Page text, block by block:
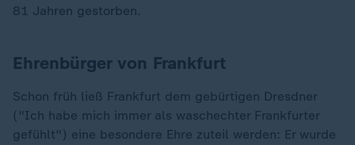
81 Jahren gestorben.
Ehrenbürger von Frankfurt
Schon früh ließ Frankfurt dem gebürtigen Dresdner
("Ich habe mich immer als waschechter Frankfurter
gefühlt") eine besondere Ehre zuteil werden: Er wurde